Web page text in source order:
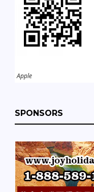
Apple
SPONSORS